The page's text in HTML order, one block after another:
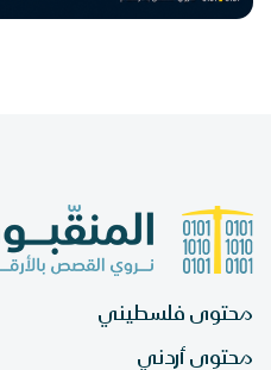
محتوى فلسطيني
محتوى أردني